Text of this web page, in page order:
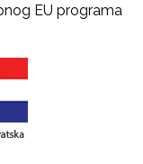
EU programa